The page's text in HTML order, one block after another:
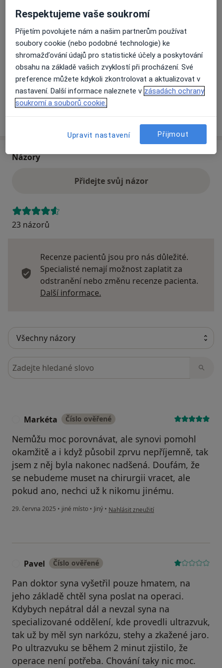
Přiblížit mapuse otevře v nové záložce
Dostupnost
Na této adrese online kalendář není aktivní
Co mám v takové situaci udělat?
Názory
Přidejte svůj názor
23 názorů
Recenze pacientů jsou pro nás důležité.
Specialisté nemají možnost zaplatit za
odstranění nebo změnu recenze pacienta.
Další informace.
Hledejte v názorech
Markéta Číslo ověřené
Nemůžu moc porovnávat, ale synovi pomohl
okamžitě a i když působil zprvu nepříjemně, tak
jsem z něj byla nakonec nadšená. Doufám, že
se nebudeme muset na chirurgii vracet, ale
pokud ano, nechci už k nikomu jinému.
29. června 2025 • jiné místo • Jiný • podle názoru uživatele Markéta
Nahlásit zneužití
Pavel Číslo ověřené
Pan doktor syna vyšetřil pouze hmatem, na
jeho základě chtěl syna poslat na operaci.
Kdybych nepátral dál a nevzal syna na
specializované oddělení, kde provedli ultrazvuk,
tak už by měl syn narkózu, stehy a zkažené jaro.
Po ultrazvuku se během 2 minut zjistilo, že
operace není potřeba. Chování taky nic moc.
Respektujeme vaše soukromí
Přijetím povolujete nám a našim partnerům používat
soubory cookie (nebo podobné technologie) ke
shromažďování údajů pro statistické účely a poskytování
obsahu na základě vašich zvyklostí při procházení. Své
preference můžete kdykoli zkontrolovat a aktualizovat v
nastavení. Další informace naleznete v zásadách ochrany
soukromí a souborů cookie.
Upravit nastavení Přijmout